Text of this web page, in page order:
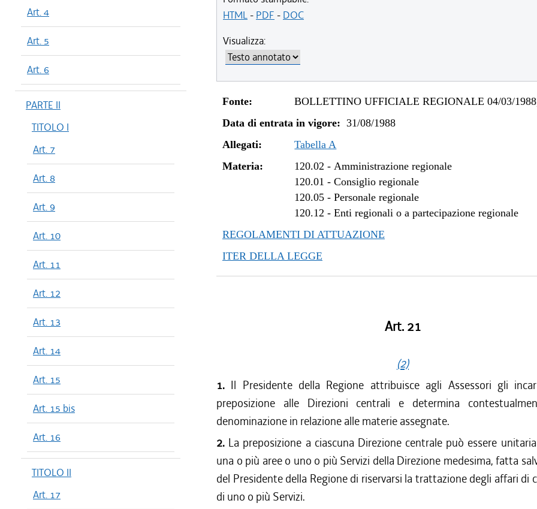
Art. 4
Art. 5
Art. 6
PARTE II
TITOLO I
Art. 7
Art. 8
Art. 9
Art. 10
Art. 11
Art. 12
Art. 13
Art. 14
Art. 15
Art. 15 bis
Art. 16
TITOLO II
Art. 17
HTML- PDF - DOC
Visualizza:
Fonte:
BOLLETTINO UFFICIALE REGIONALE 04/03/
Data di entrata in vigore: 31/08/1988
Allegati:
Tabella A
Materia:
120.02 -Amministrazione regionale
120.01 -Consiglio regionale
120.05 -Personale regionale
120.12 -Enti regionali o a partecipazione regionale
REGOLAMENTI DI ATTUAZIONE
ITER DELLA LEGGE
Art. 21
(2)
1. Il Presidente della Regione attribuisce agli Assessori gli
preposizione alle Direzioni centrali e determina
denominazione in relazione alle materie assegnate.
2. La preposizione a ciascuna Direzione centrale può essere
una o più aree o uno o più Servizi della Direzione medesima, fatta
del Presidente della Regione di riservarsi la trattazione degli affari di
di uno o più Servizi.